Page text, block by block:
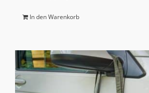
In den Warenkorb